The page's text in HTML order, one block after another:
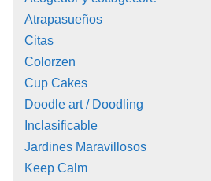
Atrapasueños
Citas
Colorzen
Cup Cakes
Doodle art / Doodling
Inclasificable
Jardines Maravillosos
Keep Calm